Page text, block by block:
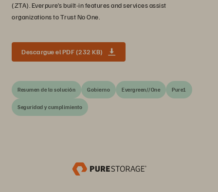
(ZTA). Everpure’s built-in features and services assist
organizations to Trust No One.
Descargue el PDF (232 KB)
Resumen de la solución Gobierno Evergreen//One Pure1
Seguridad y cumplimiento